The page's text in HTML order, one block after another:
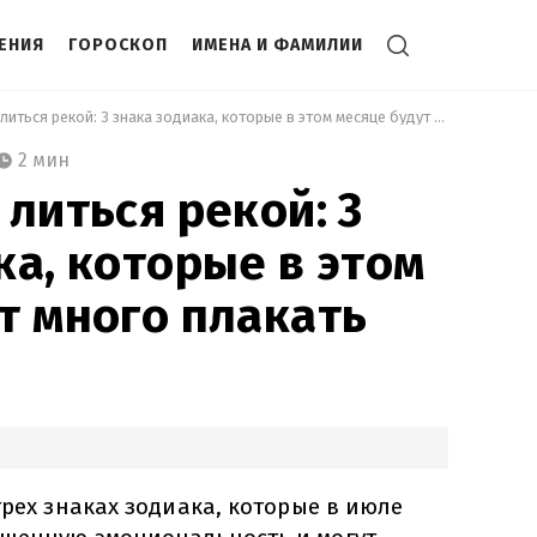
ГОРОСКОП ИМЕНА И ФАМИЛИИ
Слезы будут литься рекой: 3 знака зодиака, которые в этом месяце будут много плакать
2 мин
рекой: 3
которые в этом
много плакать
знаках зодиака, которые в июле